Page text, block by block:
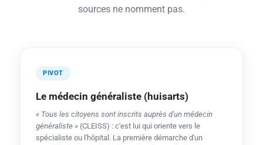
sources ne nomment pas.
PIVOT
Le médecin généraliste (huisarts)
« Tous les citoyens sont inscrits auprès d'un médecin
généraliste » (CLEISS) : c'est lui qui oriente vers le
spécialiste ou l'hôpital. La première démarche d'un